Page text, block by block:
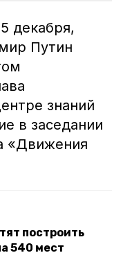
декабря,
Путин
знаний
в заседании
«Движения
построить
540 мест